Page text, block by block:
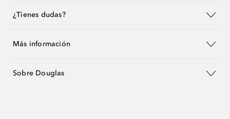
¿Tienes dudas?
Más información
Sobre Douglas